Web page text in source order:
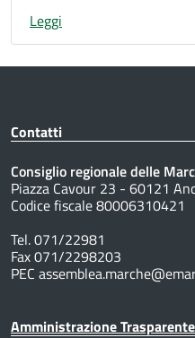
Leggi
Contatti
Consiglio regionale delle
Piazza Cavour 23 - 60121
Codice fiscale 80006310421
Tel. 071/22981
Fax 071/2298203
PEC
Amministrazione Trasparente